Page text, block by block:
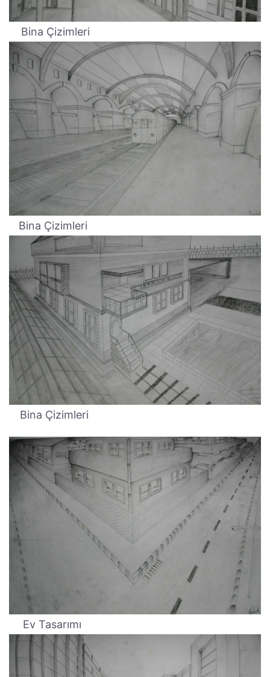
Bina Çizimleri
Bina Çizimleri
Bina Çizimleri
Ev Tasarımı